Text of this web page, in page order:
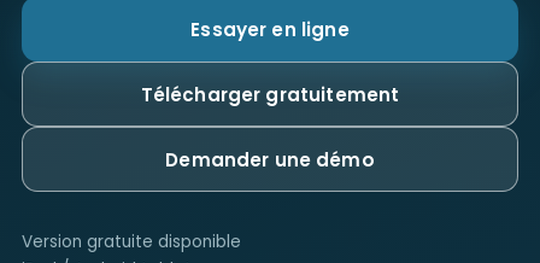
Essayer en ligne
Télécharger gratuitement
Demander une démo
Version gratuite disponible